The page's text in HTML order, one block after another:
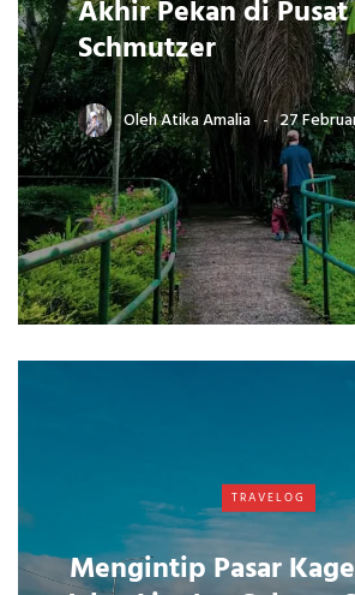
Akhir Pekan di
Schmutzer
OlehAtika Amalia 27
TRAVELOG
Mengintip Pasar